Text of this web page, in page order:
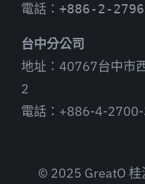
電話：+886-2-
台中分公司
地址：40767台中市
2
電話：+886-4-
© 2025 GreatO